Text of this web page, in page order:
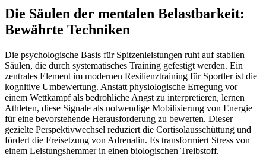
Die Säulen der mentalen Belastbarkeit:
Bewährte Techniken
Die psychologische Basis für Spitzenleistungen ruht auf stabilen
Säulen, die durch systematisches Training gefestigt werden. Ein
zentrales Element im modernen Resilienztraining für Sportler ist die
kognitive Umbewertung. Anstatt physiologische Erregung vor
einem Wettkampf als bedrohliche Angst zu interpretieren, lernen
Athleten, diese Signale als notwendige Mobilisierung von Energie
für eine bevorstehende Herausforderung zu bewerten. Dieser
gezielte Perspektivwechsel reduziert die Cortisolausschüttung und
fördert die Freisetzung von Adrenalin. Es transformiert Stress von
einem Leistungshemmer in einen biologischen Treibstoff.